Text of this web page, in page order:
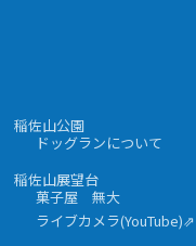
稲佐山公園
ドッグランについて
稲佐山展望台
菓子屋 無大
ライブカメラ(YouTube)⇗